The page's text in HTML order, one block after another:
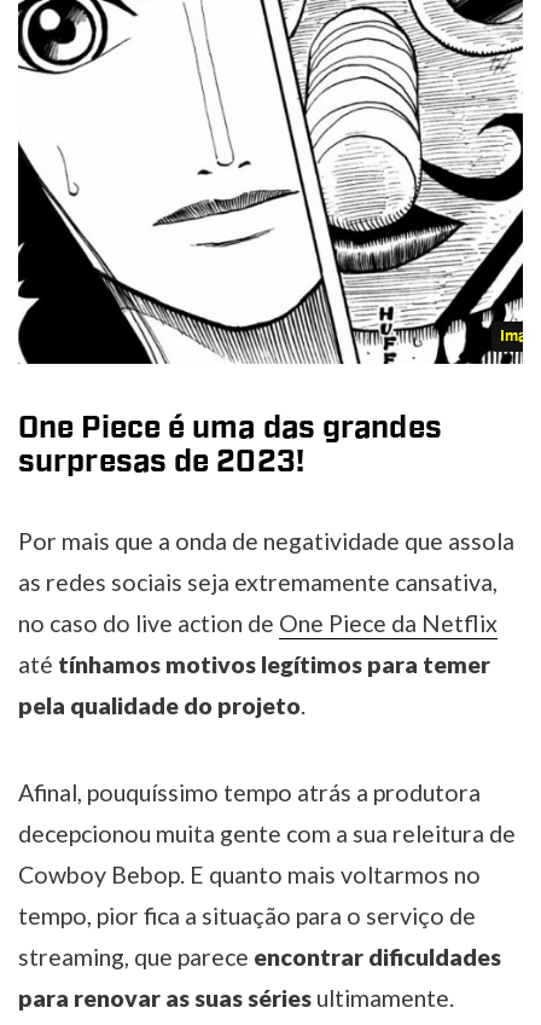
One Piece é uma das grandes
surpresas de 2023!
Por mais que a onda de negatividade que assola
as redes sociais seja extremamente cansativa,
no caso do live action de One Piece da Netflix
até tínhamos motivos legítimos para temer
pela qualidade do projeto.
Afinal, pouquíssimo tempo atrás a produtora
decepcionou muita gente com a sua releitura de
Cowboy Bebop. E quanto mais voltarmos no
tempo, pior fica a situação para o serviço de
streaming, que parece encontrar dificuldades
para renovar as suas séries ultimamente.